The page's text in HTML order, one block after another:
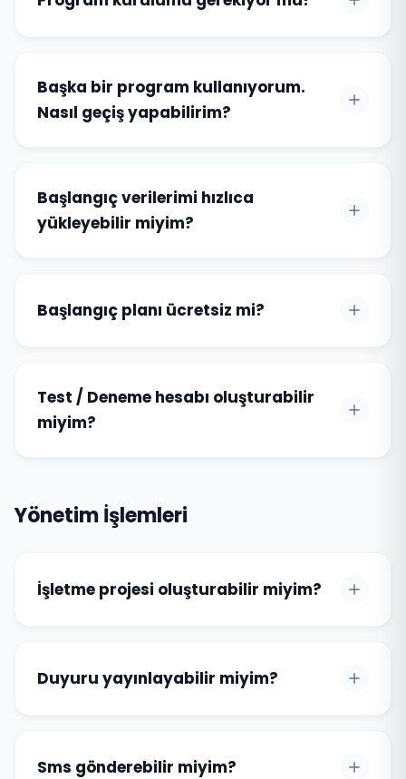
Başka bir program kullanıyorum.
Nasıl geçiş yapabilirim?
Başlangıç verilerimi hızlıca
yükleyebilir miyim?
Başlangıç planı ücretsiz mi?
Test / Deneme hesabı oluşturabilir
miyim?
Yönetim İşlemleri
İşletme projesi oluşturabilir miyim?
Duyuru yayınlayabilir miyim?
Sms gönderebilir miyim?